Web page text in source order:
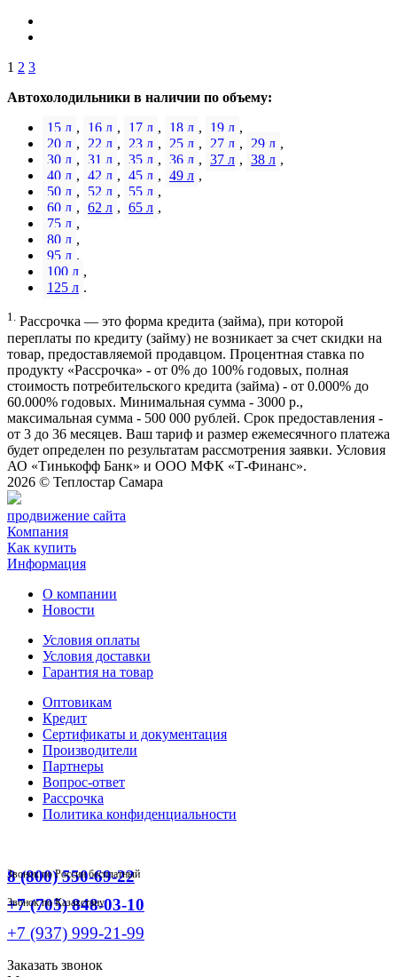
1 2 3
Автохолодильники в наличии по объему:
15 л , 16 л , 17 л , 18 л , 19 л ,
20 л , 22 л , 23 л , 25 л , 27 л , 29 л ,
30 л , 31 л , 35 л , 36 л , 37 л , 38 л ,
40 л , 42 л , 45 л , 49 л ,
50 л , 52 л , 55 л ,
60 л , 62 л , 65 л ,
75 л ,
80 л ,
95 л ,
100 л ,
125 л .
1. Рассрочка — это форма кредита (займа), при которой
переплаты по кредиту (займу) не возникает за счет скидки на
товар, предоставляемой продавцом. Процентная ставка по
продукту «Рассрочка» - от 0% до 100% годовых, полная
стоимость потребительского кредита (займа) - от 0.000% до
60.000% годовых. Минимальная сумма - 3000 р.,
максимальная сумма - 500 000 рублей. Срок предоставления -
от 3 до 36 месяцев. Ваш тариф и размер ежемесячного платежа
будет определен по результатам рассмотрения заявки. Условия
АО «Тинькофф Банк» и ООО МФК «Т-Финанс».
2026 © Теплостар Самара
продвижение сайта
Компания
Как купить
Информация
О компании
Новости
Условия оплаты
Условия доставки
Гарантия на товар
Оптовикам
Кредит
Сертификаты и документация
Производители
Партнеры
Вопрос-ответ
Рассрочка
Политика конфиденциальности
8 (800) 550-69-22
Звонок по России бесплатный
+7 (705) 848-03-10
Звонок по Казахстану
+7 (937) 999-21-99
Заказать звонок